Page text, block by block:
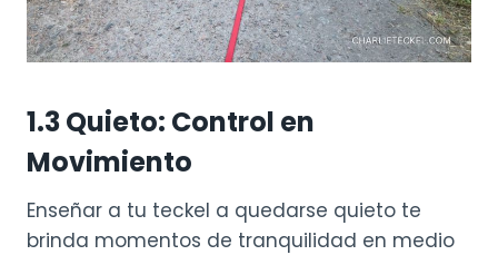
1.3 Quieto: Control en
Movimiento
Enseñar a tu teckel a quedarse quieto te
brinda momentos de tranquilidad en medio